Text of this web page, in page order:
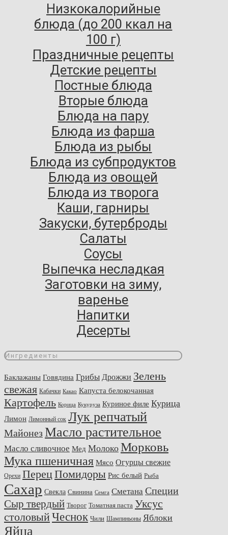
Низкокалорийные
блюда (до 200 ккал на
100 г)
Праздничные рецепты
Детские рецепты
Постные блюда
Вторые блюда
Блюда на пару
Блюда из фарша
Блюда из рыбы
Блюда из субпродуктов
Блюда из овощей
Блюда из творога
Каши, гарниры
Закуски, бутерброды
Салаты
Соусы
Выпечка несладкая
Заготовки на зиму,
варенье
Напитки
Десерты
Ингредиенты
Баклажаны Говядина Грибы Дрожжи Зелень
свежая Кабачки Какао Капуста белокочанная
Картофель Корица Кукуруза Куриное филе Курица
Лимон Лимонный сок Лук репчатый
МайонезМасло растительное
Масло сливочное Мед Молоко Морковь
Мука пшеничная Мясо Огурцы свежие
Орехи ПерецПомидоры Рис белый Рыба
Сахар Свекла Свинина Семга Сметана Специи
Сыр твердый Творог Томатная паста Уксус
столовыйЧеснок Чили Шампиньоны Яблоки
Яйца